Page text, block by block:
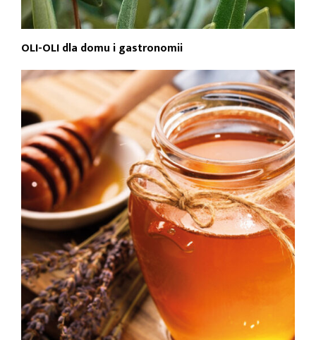
OLI-OLI dla domu i gastronomii